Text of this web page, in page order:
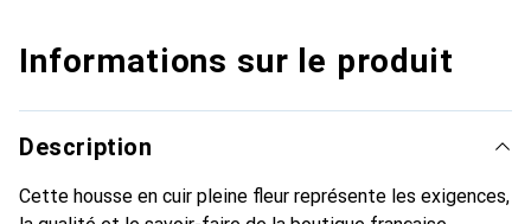
Informations sur le produit
Description
Cette housse en cuir pleine fleur représente les exigences,